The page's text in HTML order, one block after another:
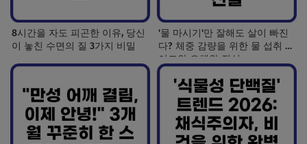
8시간을 자도 피곤한 이유, 당신
이 놓친 수면의 질 3가지 비밀
'물 마시기'만 잘해도 살이 빠진
다? 체중 감량을 위한 물 섭취 가
이드와 오해와 진실